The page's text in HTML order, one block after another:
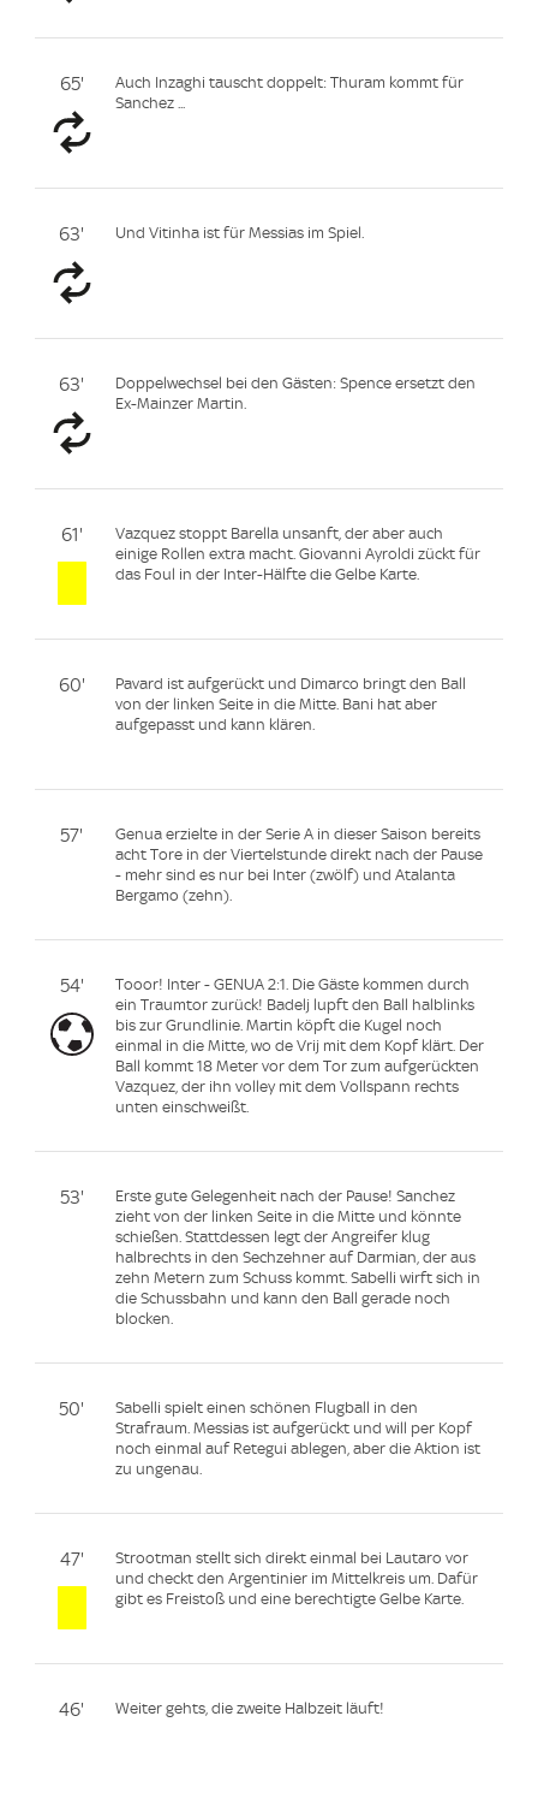
65'
Auch Inzaghi tauscht doppelt: Thuram kommt für
Sanchez ...
63' Und Vitinha ist für Messias im Spiel.
63'
Doppelwechsel bei den Gästen: Spence ersetzt den
Ex-Mainzer Martin.
61'
Vazquez stoppt Barella unsanft, der aber auch
einige Rollen extra macht. Giovanni Ayroldi zückt für
das Foul in der Inter-Hälfte die Gelbe Karte.
60'
Pavard ist aufgerückt und Dimarco bringt den Ball
von der linken Seite in die Mitte. Bani hat aber
aufgepasst und kann klären.
57'
Genua erzielte in der Serie A in dieser Saison bereits
acht Tore in der Viertelstunde direkt nach der Pause
- mehr sind es nur bei Inter (zwölf) und Atalanta
Bergamo (zehn).
54'
Tooor! Inter - GENUA 2:1. Die Gäste kommen durch
ein Traumtor zurück! Badelj lupft den Ball halblinks
bis zur Grundlinie. Martin köpft die Kugel noch
einmal in die Mitte, wo de Vrij mit dem Kopf klärt. Der
Ball kommt 18 Meter vor dem Tor zum aufgerückten
Vazquez, der ihn volley mit dem Vollspann rechts
unten einschweißt.
53'
Erste gute Gelegenheit nach der Pause! Sanchez
zieht von der linken Seite in die Mitte und könnte
schießen. Stattdessen legt der Angreifer klug
halbrechts in den Sechzehner auf Darmian, der aus
zehn Metern zum Schuss kommt. Sabelli wirft sich in
die Schussbahn und kann den Ball gerade noch
blocken.
50'
Sabelli spielt einen schönen Flugball in den
Strafraum. Messias ist aufgerückt und will per Kopf
noch einmal auf Retegui ablegen, aber die Aktion ist
zu ungenau.
47'
Strootman stellt sich direkt einmal bei Lautaro vor
und checkt den Argentinier im Mittelkreis um. Dafür
gibt es Freistoß und eine berechtigte Gelbe Karte.
46' Weiter gehts, die zweite Halbzeit läuft!